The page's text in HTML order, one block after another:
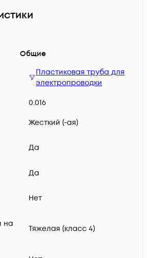
Общие
Пластиковая труба для
электропроводки
0.016
Жесткий (-ая)
Да
Да
Нет
на
Тяжелая (класс 4)